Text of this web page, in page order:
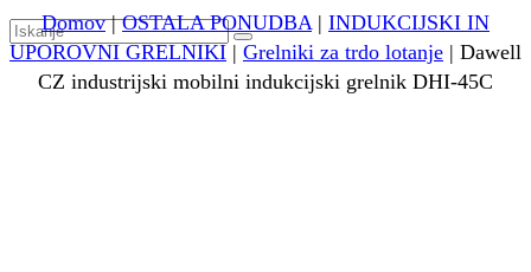
Domov|OSTALA PONUDBA | INDUKCIJSKI IN
UPOROVNI GRELNIKI| Grelniki za trdo lotanje | Dawell
CZ industrijski mobilni indukcijski grelnik DHI-45C